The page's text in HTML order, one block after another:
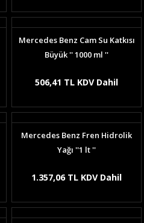
Mercedes Benz Cam Su Katkısı
Büyük '' 1000 ml ''
506,41 TL KDV Dahil
Mercedes Benz Fren Hidrolik
Yağı ''1 lt ''
1.357,06 TL KDV Dahil